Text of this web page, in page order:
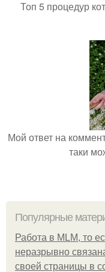
Топ 5 процедур
Мой ответ на
таки
Популярные
Работа в MLM, то
неразрывно
своей страницы в